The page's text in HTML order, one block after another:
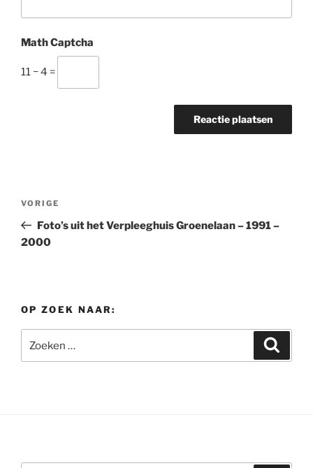
Math Captcha
11 − 4 =
Vorig
bericht
VORIGE
Foto’s uit het Verpleeghuis Groenelaan – 1991 –
2000
OP ZOEK NAAR:
naar: